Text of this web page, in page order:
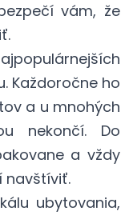
vám, že
Každoročne ho
a u mnohých
nekončí. Do
a vždy
navštíviť.
ubytovania,